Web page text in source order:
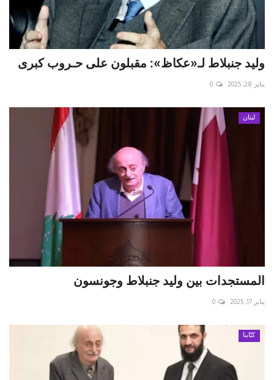
وليد جنبلاط لـ«عكاظ»: مقبلون على حـروب كبرى
يناير 28, 2025 0
لبنان
المستجدات بين وليد جنبلاط وجونسون
يناير 17, 2025 0
كتّابنا